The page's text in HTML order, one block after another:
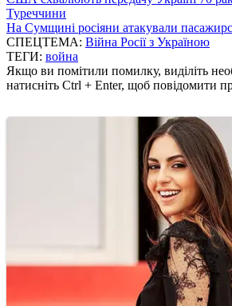
Туреччини
На Сумщині росіяни атакували
СПЕЦТЕМА: Війна Росії з Україною
ТЕГИ: война
Якщо ви помітили помилку, виділіть
натисніть Ctrl + Enter, щоб повідомити